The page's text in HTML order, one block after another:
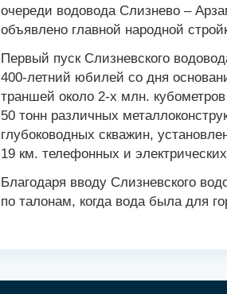
очереди водовода Слизнево –
объявлено главной народной
Первый пуск Слизневского
400-летний юбилей со дня
траншей около 2-х млн.
50 тонн различных
глубоководных скважин,
19 км. телефонных и
Благодаря вводу Слизневского
по талонам, когда вода была для